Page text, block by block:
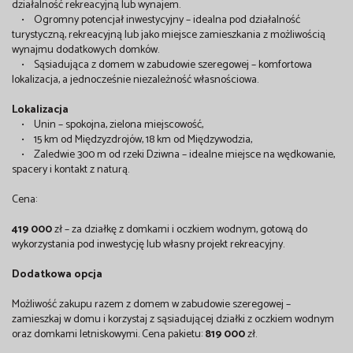
działalność rekreacyjną lub wynajem.
• Ogromny potencjał inwestycyjny – idealna pod działalność
turystyczną, rekreacyjną lub jako miejsce zamieszkania z możliwością
wynajmu dodatkowych domków.
• Sąsiadująca z domem w zabudowie szeregowej – komfortowa
lokalizacja, a jednocześnie niezależność własnościowa.
Lokalizacja
• Unin – spokojna, zielona miejscowość,
• 15 km od Międzyzdrojów, 18 km od Międzywodzia,
• Zaledwie 300 m od rzeki Dziwna – idealne miejsce na wędkowanie,
spacery i kontakt z naturą.
Cena:
419 000zł – za działkę z domkami i oczkiem wodnym, gotową do
wykorzystania pod inwestycję lub własny projekt rekreacyjny.
Dodatkowa opcja
Możliwość zakupu razem z domem w zabudowie szeregowej –
zamieszkaj w domu i korzystaj z sąsiadującej działki z oczkiem wodnym
oraz domkami letniskowymi. Cena pakietu:819 000zł.